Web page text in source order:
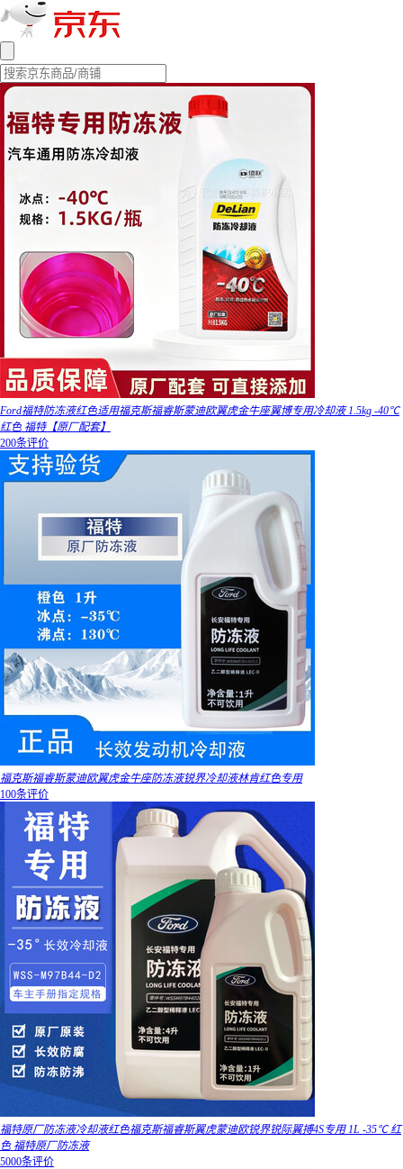
Ford福特防冻液红色适用福克斯福睿斯蒙迪欧翼虎金牛座翼博专用冷却液 1.5kg -40℃
红色 福特【原厂配套】
200条评价
福克斯福睿斯蒙迪欧翼虎金牛座防冻液锐界冷却液林肯红色专用
100条评价
福特原厂防冻液冷却液红色福克斯福睿斯翼虎蒙迪欧锐界锐际翼搏4S专用 1L -35℃ 红
色 福特原厂防冻液
5000条评价